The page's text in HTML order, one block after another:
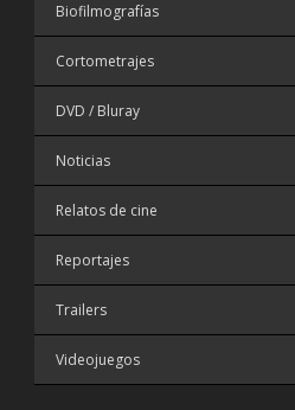
Biofilmografías
Cortometrajes
DVD / Bluray
Noticias
Relatos de cine
Reportajes
Trailers
Videojuegos